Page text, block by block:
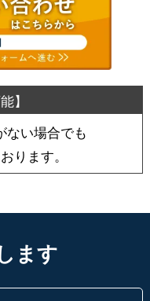
ない場合でも
ります。
ます